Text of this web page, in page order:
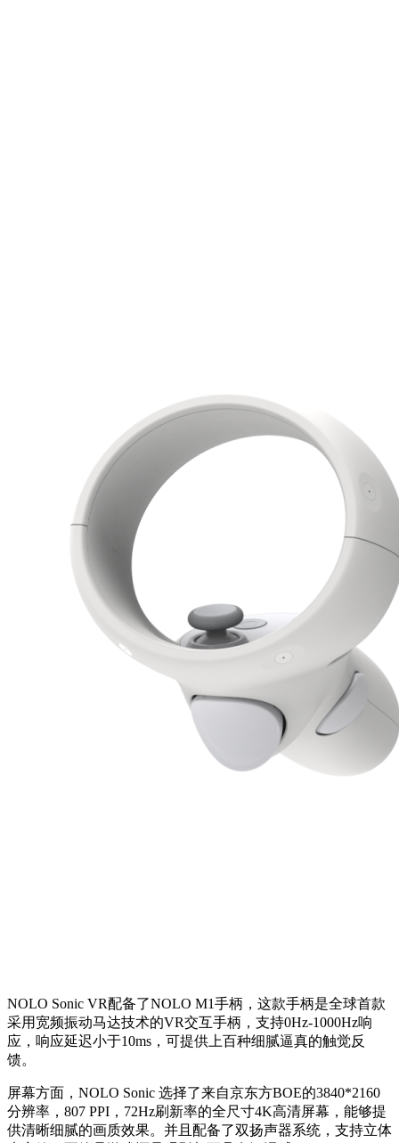
NOLO Sonic VR配备了NOLO M1手柄，这款手柄是全球首款
采用宽频振动马达技术的VR交互手柄，支持0Hz-1000Hz响
应，响应延迟小于10ms，可提供上百种细腻逼真的触觉反
馈。
屏幕方面，NOLO Sonic 选择了来自京东方BOE的3840*2160
分辨率，807 PPI，72Hz刷新率的全尺寸4K高清屏幕，能够提
供清晰细腻的画质效果。并且配备了双扬声器系统，支持立体